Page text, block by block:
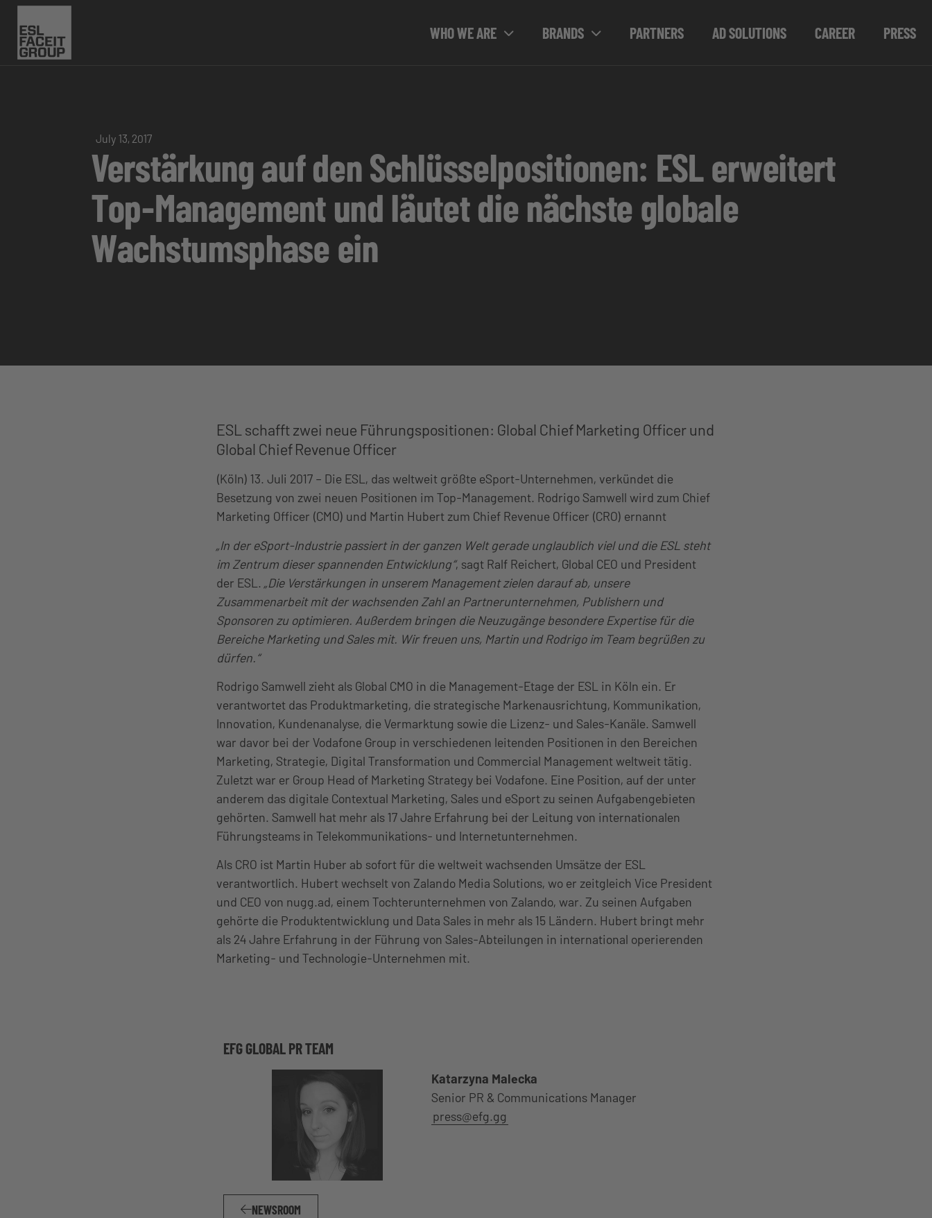
WHO WE ARE BRANDS PARTNERS AD SOLUTIONS CAREER PRESS
July 13, 2017
Verstärkung auf den Schlüsselpositionen: ESL erweitert
Top-Management und läutet die nächste globale
Wachstumsphase ein
ESL schafft zwei neue Führungspositionen: Global Chief Marketing Officer und
Global Chief Revenue Officer
(Köln) 13. Juli 2017 – Die ESL, das weltweit größte eSport-Unternehmen, verkündet die
Besetzung von zwei neuen Positionen im Top-Management. Rodrigo Samwell wird zum Chief
Marketing Officer (CMO) und Martin Hubert zum Chief Revenue Officer (CRO) ernannt
„In der eSport-Industrie passiert in der ganzen Welt gerade unglaublich viel und die ESL steht
im Zentrum dieser spannenden Entwicklung“, sagt Ralf Reichert, Global CEO und President
der ESL. „Die Verstärkungen in unserem Management zielen darauf ab, unsere
Zusammenarbeit mit der wachsenden Zahl an Partnerunternehmen, Publishern und
Sponsoren zu optimieren. Außerdem bringen die Neuzugänge besondere Expertise für die
Bereiche Marketing und Sales mit. Wir freuen uns, Martin und Rodrigo im Team begrüßen zu
dürfen.“
Rodrigo Samwell zieht als Global CMO in die Management-Etage der ESL in Köln ein. Er
verantwortet das Produktmarketing, die strategische Markenausrichtung, Kommunikation,
Innovation, Kundenanalyse, die Vermarktung sowie die Lizenz- und Sales-Kanäle. Samwell
war davor bei der Vodafone Group in verschiedenen leitenden Positionen in den Bereichen
Marketing, Strategie, Digital Transformation und Commercial Management weltweit tätig.
Zuletzt war er Group Head of Marketing Strategy bei Vodafone. Eine Position, auf der unter
anderem das digitale Contextual Marketing, Sales und eSport zu seinen Aufgabengebieten
gehörten. Samwell hat mehr als 17 Jahre Erfahrung bei der Leitung von internationalen
Führungsteams in Telekommunikations- und Internetunternehmen.
Als CRO ist Martin Huber ab sofort für die weltweit wachsenden Umsätze der ESL
verantwortlich. Hubert wechselt von Zalando Media Solutions, wo er zeitgleich Vice President
und CEO von nugg.ad, einem Tochterunternehmen von Zalando, war. Zu seinen Aufgaben
gehörte die Produktentwicklung und Data Sales in mehr als 15 Ländern. Hubert bringt mehr
als 24 Jahre Erfahrung in der Führung von Sales-Abteilungen in international operierenden
Marketing- und Technologie-Unternehmen mit.
EFG GLOBAL PR TEAM
Katarzyna Malecka
Senior PR & Communications Manager
press@efg.gg
NEWSROOM